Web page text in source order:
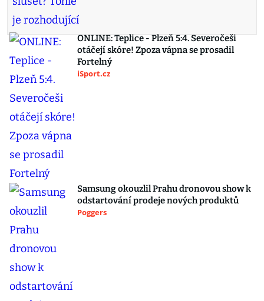
ONLINE: Teplice - Plzeň 5:4. Severočeši
otáčejí skóre! Zpoza vápna se prosadil
Fortelný
iSport.cz
Samsung okouzlil Prahu dronovou show k
odstartování prodeje nových produktů
Poggers